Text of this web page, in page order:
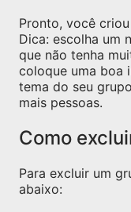
Pronto, você
Dica: escolha um
que não tenha
coloque uma boa
tema do seu
mais pessoas.
Como
Para excluir um
abaixo: